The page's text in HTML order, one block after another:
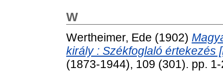
W
Wertheimer, Ede (1902)
király : Székfoglaló értekezés
(1873-1944), 109 (301). pp.